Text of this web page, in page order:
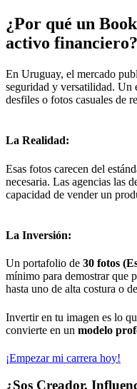
¿Por qué un
activo financiero?
En Uruguay, el mercado
seguridad y versatilidad. Un
desfiles o fotos casuales de
La Realidad:
Esas fotos carecen del
necesaria. Las agencias las
capacidad de vender un
La Inversión:
Un portafolio de 30 fotos
mínimo para demostrar que
hasta uno de alta costura o
Invertir en tu imagen es lo
convierte en un modelo
¡Empezar mi carrera hoy!
¿Sos Creador,